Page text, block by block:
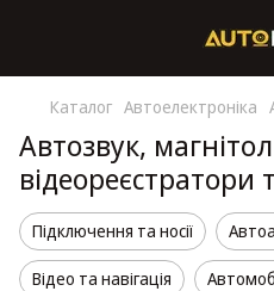
Каталог Автоелектроніка
Автозвук,
відеореєстратори
Підключення та носії
Відео та навігація